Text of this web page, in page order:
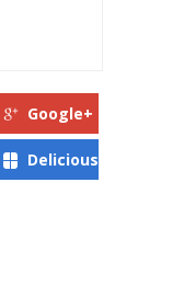
Google+
Delicious